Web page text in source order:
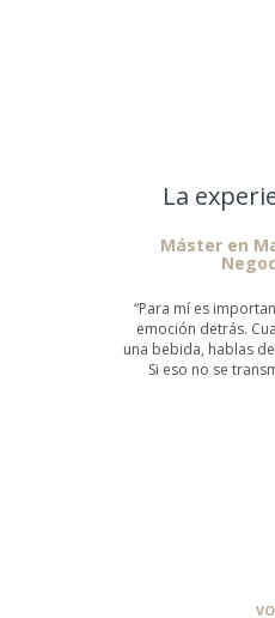
La
Máster en
“Para mí es
emoción detrás.
una bebida, hablas
Si eso no se